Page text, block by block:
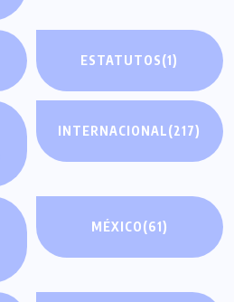
ESTATUTOS(1)
INTERNACIONAL(217)
MÉXICO(61)